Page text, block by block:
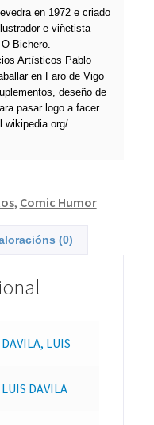
en 1972 e criado
e viñetista
Bichero.
Artísticos Pablo
en Faro de Vigo
deseño de
pasar logo a facer
, Comic Humor
(0)
DAVILA, LUIS
LUIS DAVILA